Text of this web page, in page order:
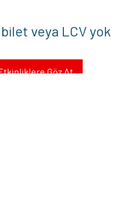
veya LCV yok
Göz At